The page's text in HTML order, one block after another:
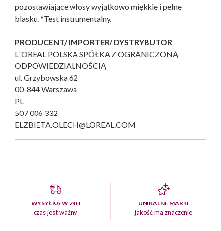
pozostawiające włosy wyjątkowo miękkie i pełne
blasku. *Test instrumentalny.
PRODUCENT/ IMPORTER/ DYSTRYBUTOR
L`OREAL POLSKA SPÓŁKA Z OGRANICZONĄ
ODPOWIEDZIALNOŚCIĄ
ul. Grzybowska 62
00-844 Warszawa
PL
507 006 332
ELZBIETA.OLECH@LOREAL.COM
WYSYŁKA W 24H
czas jest ważny
UNIKALNE MARKI
jakość ma znaczenie